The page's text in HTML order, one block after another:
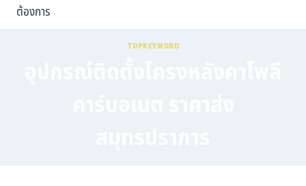
TOPKEYWORD